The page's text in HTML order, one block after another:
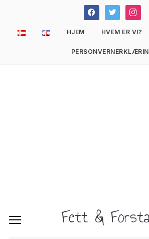
facebooktwitter
HJEM HVEM ER VI?
Fett &